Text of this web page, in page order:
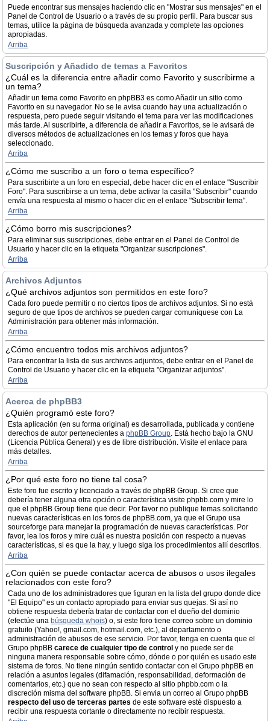
Puede encontrar sus mensajes haciendo clic en "Mostrar sus mensajes" en el
Panel de Control de Usuario o a través de su propio perfil. Para buscar sus
temas, utilice la página de búsqueda avanzada y complete las opciones
apropiadas.
Arriba
Suscripción y Añadido de temas a Favoritos
¿Cuál es la diferencia entre añadir como Favorito y suscribirme a
un tema?
Añadir un tema como Favorito en phpBB3 es como Añadir un sitio como
Favorito en su navegador. No se le avisa cuando hay una actualización o
respuesta, pero puede seguir visitando el tema para ver las modificaciones
más tarde. Al suscribirte, a diferencia de añadir a Favoritos, se le avisará de
diversos métodos de actualizaciones en los temas y foros que haya
seleccionado.
Arriba
¿Cómo me suscribo a un foro o tema específico?
Para suscribirte a un foro en especial, debe hacer clic en el enlace "Suscribir
Foro". Para suscribirse a un tema, debe activar la casilla "Subscribir" cuando
envía una respuesta al mismo o hacer clic en el enlace "Subscribir tema".
Arriba
¿Cómo borro mis suscripciones?
Para eliminar sus suscripciones, debe entrar en el Panel de Control de
Usuario y hacer clic en la etiqueta "Organizar suscripciones".
Arriba
Archivos Adjuntos
¿Qué archivos adjuntos son permitidos en este foro?
Cada foro puede permitir o no ciertos tipos de archivos adjuntos. Si no está
seguro de que tipos de archivos se pueden cargar comuníquese con La
Administración para obtener más información.
Arriba
¿Cómo encuentro todos mis archivos adjuntos?
Para encontrar la lista de sus archivos adjuntos, debe entrar en el Panel de
Control de Usuario y hacer clic en la etiqueta "Organizar adjuntos".
Arriba
Acerca de phpBB3
¿Quién programó este foro?
Esta aplicación (en su forma original) es desarrollada, publicada y contiene
derechos de autor pertenecientes a phpBB Group. Está hecho bajo la GNU
(Licencia Pública General) y es de libre distribución. Visite el enlace para
más detalles.
Arriba
¿Por qué este foro no tiene tal cosa?
Este foro fue escrito y licenciado a través de phpBB Group. Si cree que
debería tener alguna otra opción o característica visite phpbb.com y mire lo
que el phpBB Group tiene que decir. Por favor no publique temas solicitando
nuevas características en los foros de phpBB.com, ya que el Grupo usa
sourceforge para manejar la programación de nuevas características. Por
favor, lea los foros y mire cuál es nuestra posición con respecto a nuevas
características, si es que la hay, y luego siga los procedimientos allí descritos.
Arriba
¿Con quién se puede contactar acerca de abusos o usos ilegales
relacionados con este foro?
Cada uno de los administradores que figuran en la lista del grupo donde dice
"El Equipo" es un contacto apropiado para enviar sus quejas. Si así no
obtiene respuesta debería tratar de contactar con el dueño del dominio
(efectúe una búsqueda whois) o, si este foro tiene correo sobre un dominio
gratuito (Yahoo!, gmail.com, hotmail.com, etc.), al departamento o
administración de abusos de ese servicio. Por favor, tenga en cuenta que el
Grupo phpBB carece de cualquier tipo de control y no puede ser de
ninguna manera responsable sobre cómo, dónde o por quién es usado este
sistema de foros. No tiene ningún sentido contactar con el Grupo phpBB en
relación a asuntos legales (difamación, responsabilidad, deformación de
comentarios, etc.) que no sean con respecto al sitio phpbb.com o la
discreción misma del software phpBB. Si envia un correo al Grupo phpBB
respecto del uso de terceras partes de este software esté dispuesto a
recibir una respuesta cortante o directamente no recibir respuesta.